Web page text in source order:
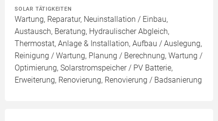
SOLAR TÄTIGKEITEN
Wartung, Reparatur, Neuinstallation / Einbau,
Austausch, Beratung, Hydraulischer Abgleich,
Thermostat, Anlage & Installation, Aufbau / Auslegung,
Reinigung / Wartung, Planung / Berechnung, Wartung /
Optimierung, Solarstromspeicher / PV Batterie,
Erweiterung, Renovierung, Renovierung / Badsanierung